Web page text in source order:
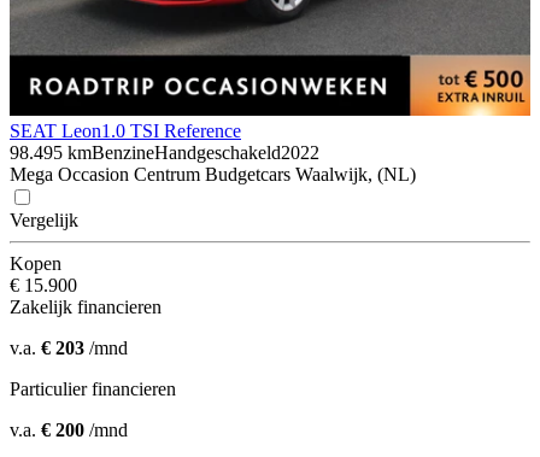
SEAT Leon1.0 TSI Reference
98.495 kmBenzineHandgeschakeld2022
Mega Occasion Centrum Budgetcars Waalwijk, (NL)
Vergelijk
Kopen
€ 15.900
Zakelijk financieren
v.a. € 203 /mnd
Particulier financieren
v.a. € 200 /mnd